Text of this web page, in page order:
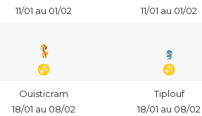
11/01 au 01/02
11/01 au 01/02
Ouisticram
18/01 au 08/02
Tiplouf
18/01 au 08/02